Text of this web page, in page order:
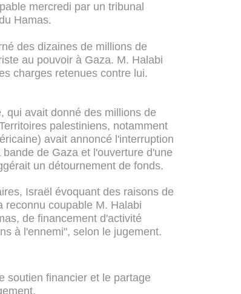
mercredi par un tribunal
Hamas.
des dizaines de millions de
au pouvoir à Gaza. M. Halabi
charges retenues contre lui.
qui avait donné des millions de
palestiniens, notamment
avait annoncé l'interruption
de Gaza et l'ouverture d'une
un détournement de fonds.
Israël évoquant des raisons de
reconnu coupable M. Halabi
de financement d'activité
à l'ennemi", selon le jugement.
soutien financier et le partage